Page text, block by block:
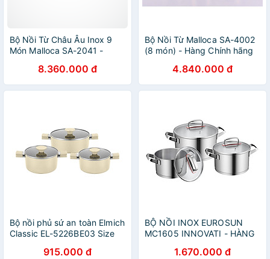
Bộ Nồi Từ Châu Âu Inox 9
Món Malloca SA-2041 -
8.360.000 đ
Bộ Nồi Từ Malloca SA-4002
(8 món) - Hàng Chính hãng
4.840.000 đ
Bộ nồi phủ sứ an toàn Elmich
Classic EL-5226BE03 Size
915.000 đ
BỘ NỒI INOX EUROSUN
MC1605 INNOVATI - HÀNG
1.670.000 đ